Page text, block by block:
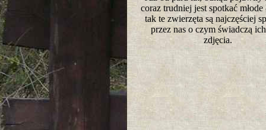
coraz trudniej jest spotkać młode
tak te zwierzęta są najczęściej
przez nas o czym świadczą
zdjęcia.